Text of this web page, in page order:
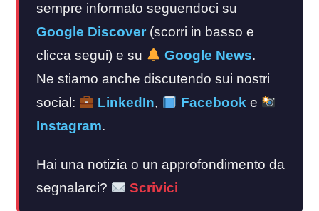
sempre informato seguendoci su
Google Discover (scorri in basso e
clicca segui) e su
Google News.
Ne stiamo anche discutendo sui nostri
social:
LinkedIn, Facebooke
Instagram.
Hai una notizia o un approfondimento da
segnalarci?
Scrivici